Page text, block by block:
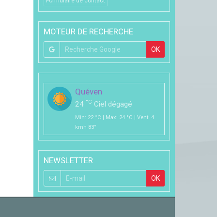
MOTEUR DE RECHERCHE
OK
Quéven
24 °C Ciel dégagé
Min: 22 °C | Max: 24 °C | Vent: 4
kmh 83°
NEWSLETTER
OK